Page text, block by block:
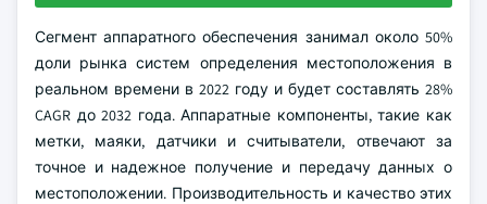
Сегмент аппаратного обеспечения занимал около 50%
доли рынка систем определения местоположения в
реальном времени в 2022 году и будет составлять 28%
CAGR до 2032 года. Аппаратные компоненты, такие как
метки, маяки, датчики и считыватели, отвечают за
точное и надежное получение и передачу данных о
местоположении. Производительность и качество этих